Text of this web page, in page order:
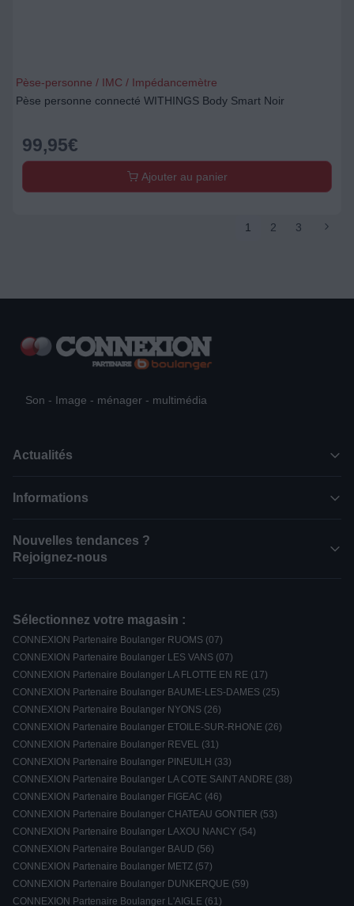
Pèse-personne / IMC / Impédancemètre
Pèse personne connecté WITHINGS Body Smart Noir
99,95€
Ajouter au panier
1 2 3
Son - Image - ménager - multimédia
Actualités
Informations
Nouvelles tendances ?
Rejoignez-nous
Sélectionnez votre magasin :
CONNEXION Partenaire Boulanger RUOMS (07)
CONNEXION Partenaire Boulanger LES VANS (07)
CONNEXION Partenaire Boulanger LA FLOTTE EN RE (17)
CONNEXION Partenaire Boulanger BAUME-LES-DAMES (25)
CONNEXION Partenaire Boulanger NYONS (26)
CONNEXION Partenaire Boulanger ETOILE-SUR-RHONE (26)
CONNEXION Partenaire Boulanger REVEL (31)
CONNEXION Partenaire Boulanger PINEUILH (33)
CONNEXION Partenaire Boulanger LA COTE SAINT ANDRE (38)
CONNEXION Partenaire Boulanger FIGEAC (46)
CONNEXION Partenaire Boulanger CHATEAU GONTIER (53)
CONNEXION Partenaire Boulanger LAXOU NANCY (54)
CONNEXION Partenaire Boulanger BAUD (56)
CONNEXION Partenaire Boulanger METZ (57)
CONNEXION Partenaire Boulanger DUNKERQUE (59)
CONNEXION Partenaire Boulanger L'AIGLE (61)